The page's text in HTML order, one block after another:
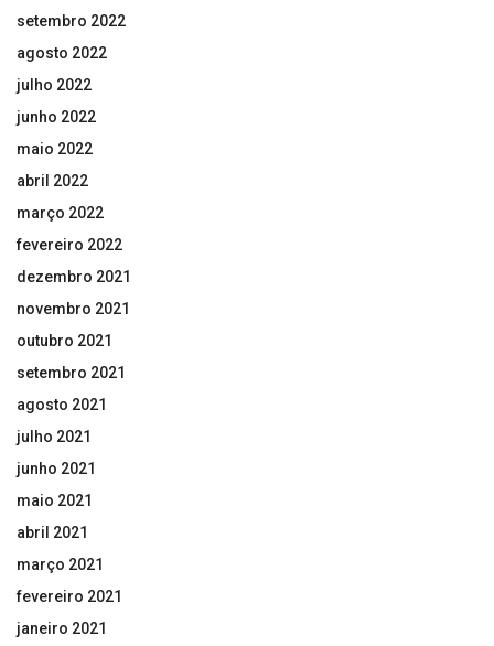
setembro 2022
agosto 2022
julho 2022
junho 2022
maio 2022
abril 2022
março 2022
fevereiro 2022
dezembro 2021
novembro 2021
outubro 2021
setembro 2021
agosto 2021
julho 2021
junho 2021
maio 2021
abril 2021
março 2021
fevereiro 2021
janeiro 2021